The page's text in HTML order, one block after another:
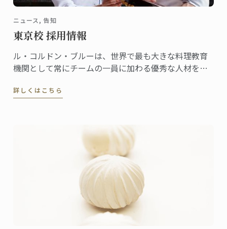
ニュース, 告知
東京校 採用情報
ル・コルドン・ブルーは、世界で最も大きな料理教育
機関として常にチームの一員に加わる優秀な人材を探
詳しくはこちら